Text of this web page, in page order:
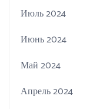
Июль 2024
Июнь 2024
Май 2024
Апрель 2024